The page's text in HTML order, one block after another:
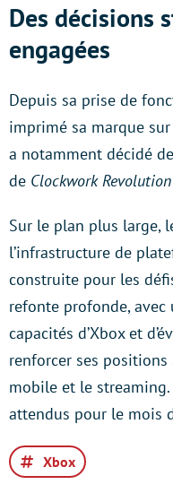
Des décisions
engagées
Depuis sa prise de
imprimé sa marque
a notamment décidé
de Clockwork Revolution
Sur le plan plus large,
l’infrastructure de
construite pour les
refonte profonde, avec
capacités d’Xbox et
renforcer ses positions
mobile et le
attendus pour le mois
Xbox